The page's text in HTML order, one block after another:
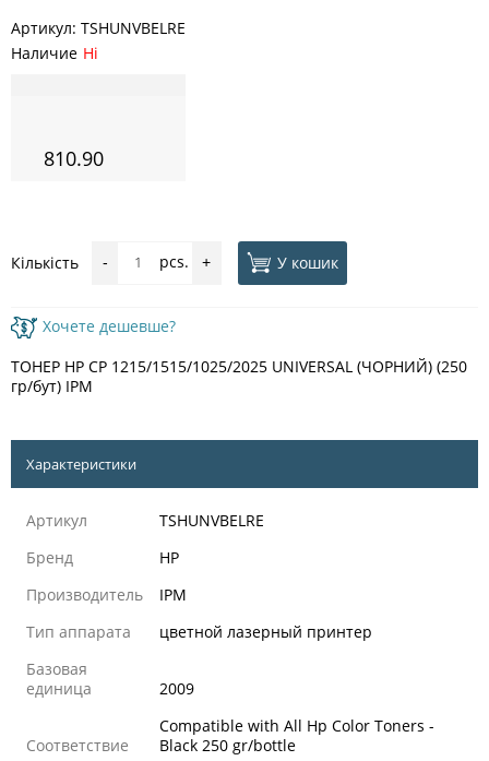
Артикул: TSHUNVBELRE
Наличие Ні
810.90
Кількість - pcs. + У кошик
Хочете дешевше?
ТОНЕР HP CP 1215/1515/1025/2025 UNIVERSAL (ЧОРНИЙ) (250
гр/бут) IPM
Характеристики
Артикул
TSHUNVBELRE
Бренд
HP
Производитель
IPM
Тип аппарата
цветной лазерный принтер
Базовая
единица
2009
Соответствие
Compatible with All Hp Color Toners -
Black 250 gr/bottle